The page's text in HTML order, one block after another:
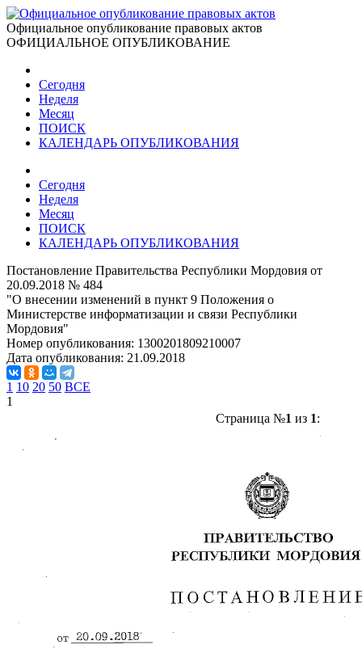
Официальное опубликование правовых актов
ОФИЦИАЛЬНОЕ ОПУБЛИКОВАНИЕ
Сегодня
Неделя
Месяц
ПОИСК
КАЛЕНДАРЬ ОПУБЛИКОВАНИЯ
Сегодня
Неделя
Месяц
ПОИСК
КАЛЕНДАРЬ ОПУБЛИКОВАНИЯ
Постановление Правительства Республики Мордовия от
20.09.2018 № 484
"О внесении изменений в пункт 9 Положения о
Министерстве информатизации и связи Республики
Мордовия"
Номер опубликования: 1300201809210007
Дата опубликования: 21.09.2018
1 10 20 50 ВСЕ
1
Страница №1 из 1: